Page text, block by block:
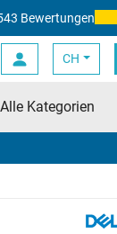
Bewertungen
CH
Alle Kategorien